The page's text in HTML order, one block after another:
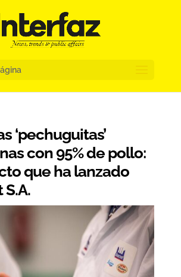
‘pechuguitas’
con 95% de pollo:
que ha lanzado